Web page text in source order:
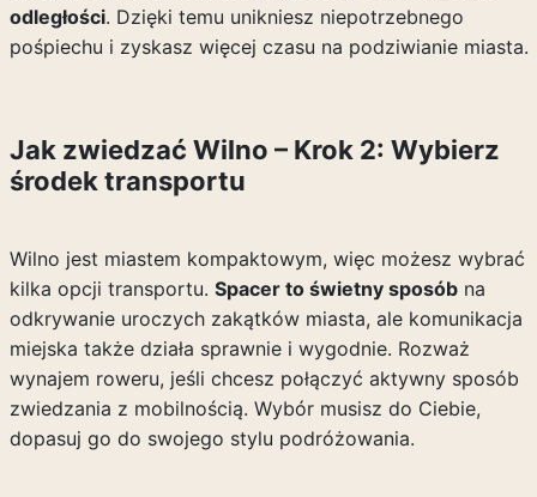
odległości. Dzięki temu unikniesz niepotrzebnego
pośpiechu i zyskasz więcej czasu na podziwianie miasta.
Jak zwiedzać Wilno – Krok 2: Wybierz
środek transportu
Wilno jest miastem kompaktowym, więc możesz wybrać
kilka opcji transportu. Spacer to świetny sposóbna
odkrywanie uroczych zakątków miasta, ale komunikacja
miejska także działa sprawnie i wygodnie. Rozważ
wynajem roweru, jeśli chcesz połączyć aktywny sposób
zwiedzania z mobilnością. Wybór musisz do Ciebie,
dopasuj go do swojego stylu podróżowania.